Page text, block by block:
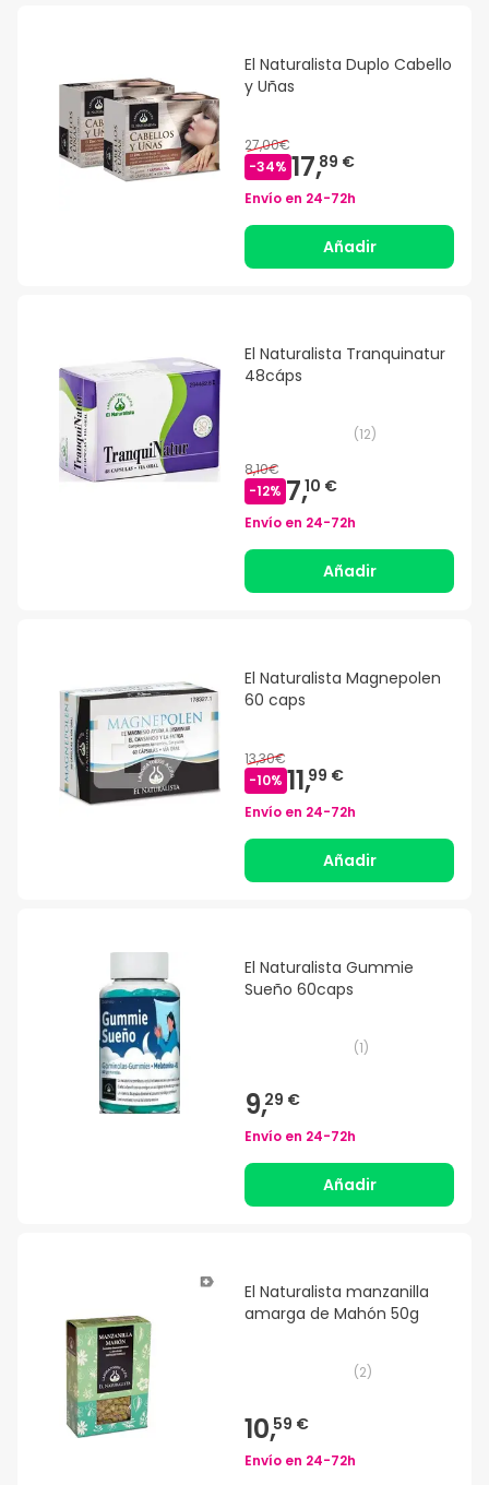
El Naturalista Duplo Cabello
y Uñas
27,00€
-34% 17,89 €
Envío en 24-72h
Añadir
El Naturalista Tranquinatur
48cáps
(12)
8,10€
-12% 7,10 €
Envío en 24-72h
Añadir
El Naturalista Magnepolen
60 caps
13,30€
-10% 11,99 €
Envío en 24-72h
Añadir
El Naturalista Gummie
Sueño 60caps
(1)
9,29 €
Envío en 24-72h
Añadir
El Naturalista manzanilla
amarga de Mahón 50g
(2)
10,59 €
Envío en 24-72h